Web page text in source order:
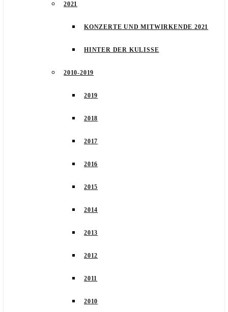
2021
KONZERTE UND MITWIRKENDE 2021
HINTER DER KULISSE
2010-2019
2019
2018
2017
2016
2015
2014
2013
2012
2011
2010